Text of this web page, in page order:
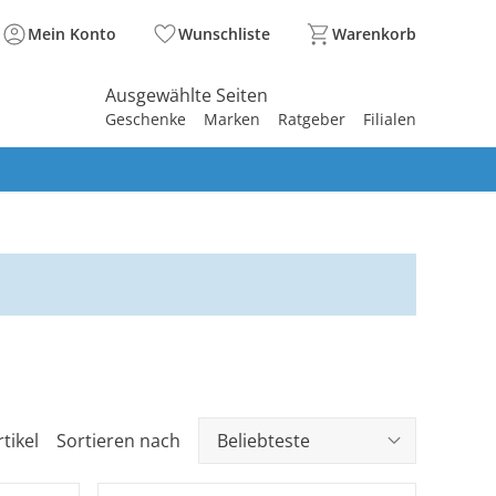
Mein Konto Wunschliste Warenkorb
Ausgewählte Seiten
Geschenke Marken Ratgeber Filialen
Sortieren nach